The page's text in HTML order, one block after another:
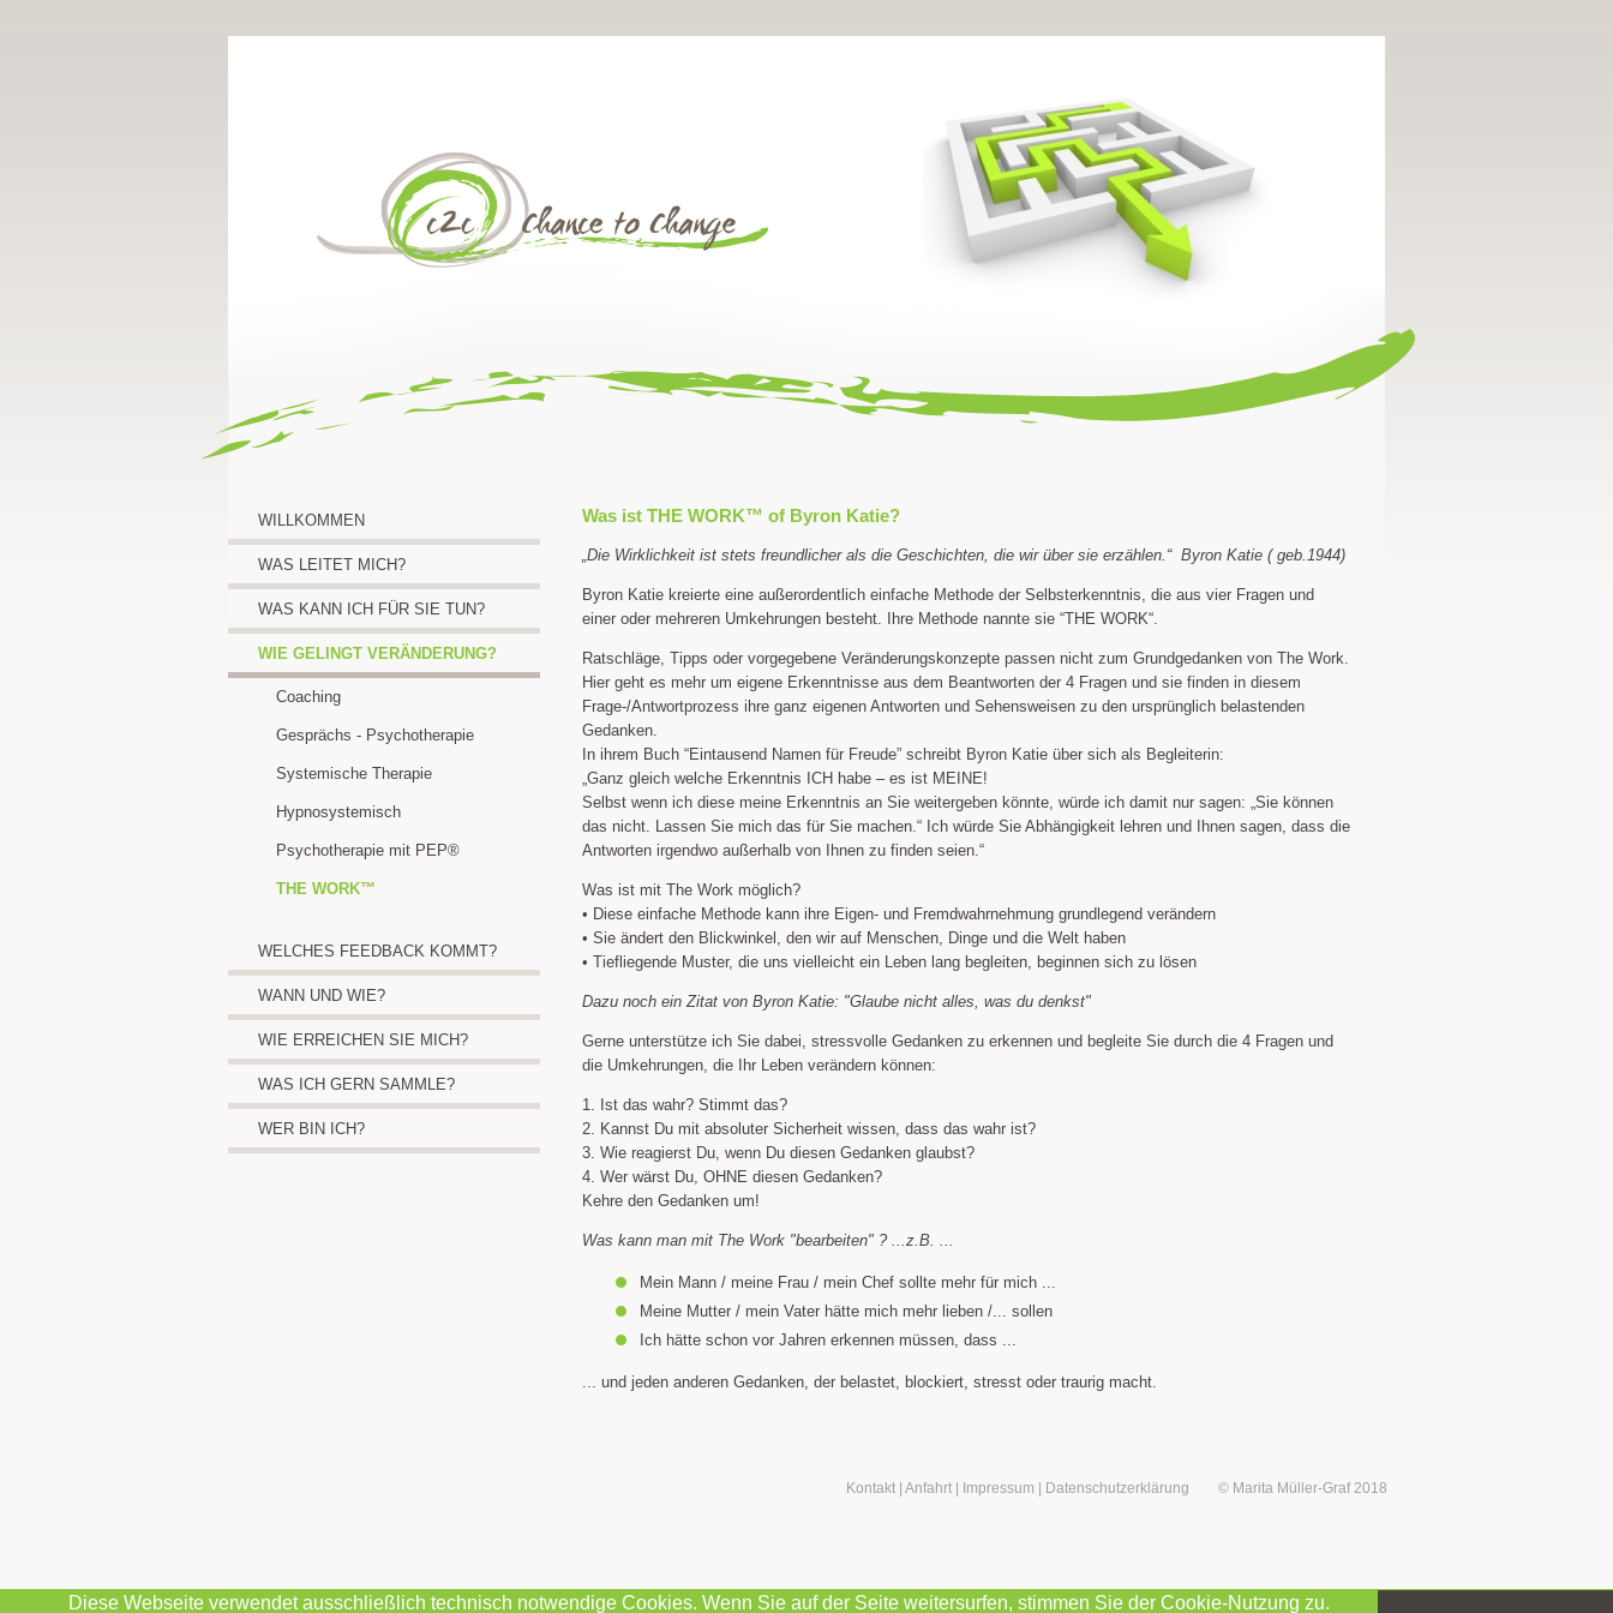
Diese Webseite verwendet ausschließlich technisch notwendige Cookies. Wenn Sie auf der Seite weitersurfen, stimmen Sie der Cookie-Nutzung zu.
WILLKOMMEN
WAS LEITET MICH?
WAS KANN ICH FÜR SIE TUN?
WIE GELINGT VERÄNDERUNG?
Coaching
Gesprächs - Psychotherapie
Systemische Therapie
Hypnosystemisch
Psychotherapie mit PEP®
THE WORK™
WELCHES FEEDBACK KOMMT?
WANN UND WIE?
WIE ERREICHEN SIE MICH?
WAS ICH GERN SAMMLE?
WER BIN ICH?
Was ist THE WORK™ of Byron Katie?
„Die Wirklichkeit ist stets freundlicher als die Geschichten, die wir über sie erzählen.“ Byron Katie ( geb.1944)
Byron Katie kreierte eine außerordentlich einfache Methode der Selbsterkenntnis, die aus vier Fragen und
einer oder mehreren Umkehrungen besteht. Ihre Methode nannte sie “THE WORK“.
Ratschläge, Tipps oder vorgegebene Veränderungskonzepte passen nicht zum Grundgedanken von The Work.
Hier geht es mehr um eigene Erkenntnisse aus dem Beantworten der 4 Fragen und sie finden in diesem
Frage-/Antwortprozess ihre ganz eigenen Antworten und Sehensweisen zu den ursprünglich belastenden
Gedanken.
In ihrem Buch “Eintausend Namen für Freude” schreibt Byron Katie über sich als Begleiterin:
„Ganz gleich welche Erkenntnis ICH habe – es ist MEINE!
Selbst wenn ich diese meine Erkenntnis an Sie weitergeben könnte, würde ich damit nur sagen: „Sie können
das nicht. Lassen Sie mich das für Sie machen.“ Ich würde Sie Abhängigkeit lehren und Ihnen sagen, dass die
Antworten irgendwo außerhalb von Ihnen zu finden seien.“
Was ist mit The Work möglich?
• Diese einfache Methode kann ihre Eigen- und Fremdwahrnehmung grundlegend verändern
• Sie ändert den Blickwinkel, den wir auf Menschen, Dinge und die Welt haben
• Tiefliegende Muster, die uns vielleicht ein Leben lang begleiten, beginnen sich zu lösen
Dazu noch ein Zitat von Byron Katie: "Glaube nicht alles, was du denkst"
Gerne unterstütze ich Sie dabei, stressvolle Gedanken zu erkennen und begleite Sie durch die 4 Fragen und
die Umkehrungen, die Ihr Leben verändern können:
1. Ist das wahr? Stimmt das?
2. Kannst Du mit absoluter Sicherheit wissen, dass das wahr ist?
3. Wie reagierst Du, wenn Du diesen Gedanken glaubst?
4. Wer wärst Du, OHNE diesen Gedanken?
Kehre den Gedanken um!
Was kann man mit The Work "bearbeiten" ? ...z.B. ...
Mein Mann / meine Frau / mein Chef sollte mehr für mich ...
Meine Mutter / mein Vater hätte mich mehr lieben /... sollen
Ich hätte schon vor Jahren erkennen müssen, dass ...
... und jeden anderen Gedanken, der belastet, blockiert, stresst oder traurig macht.
Kontakt Anfahrt Impressum Datenschutzerklärung © Marita Müller-Graf 2018